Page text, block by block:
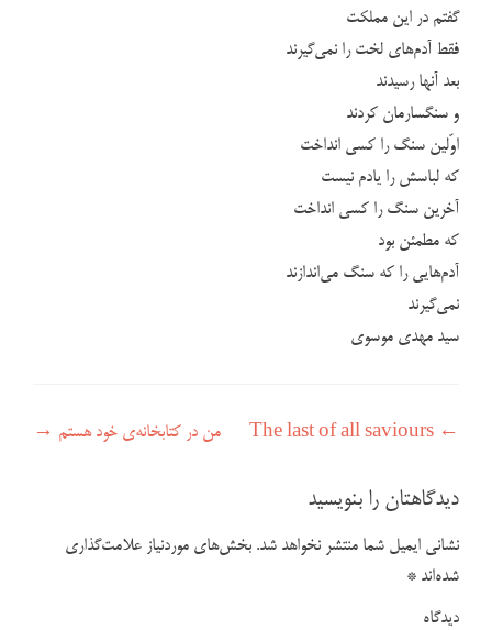
گفتم در این مملکت
فقط آدم‌های لخت را نمی‌گیرند
بعد آنها رسیدند
و سنگسارمان کردند
اوّلین سنگ را کسی انداخت
که لباسش را یادم نیست
آخرین سنگ را کسی انداخت
که مطمئن بود
آدم‌هایی را که سنگ می‌اندازند
نمی‌گیرند
سید مهدی موسوی
راهبری نوشته
← من در کتابخانه‌ی خود هستم →
دیدگاهتان را بنویسید
نشانی ایمیل شما منتشر نخواهد شد. بخش‌های موردنیاز علامت‌گذاری
شده‌اند *
دیدگاه